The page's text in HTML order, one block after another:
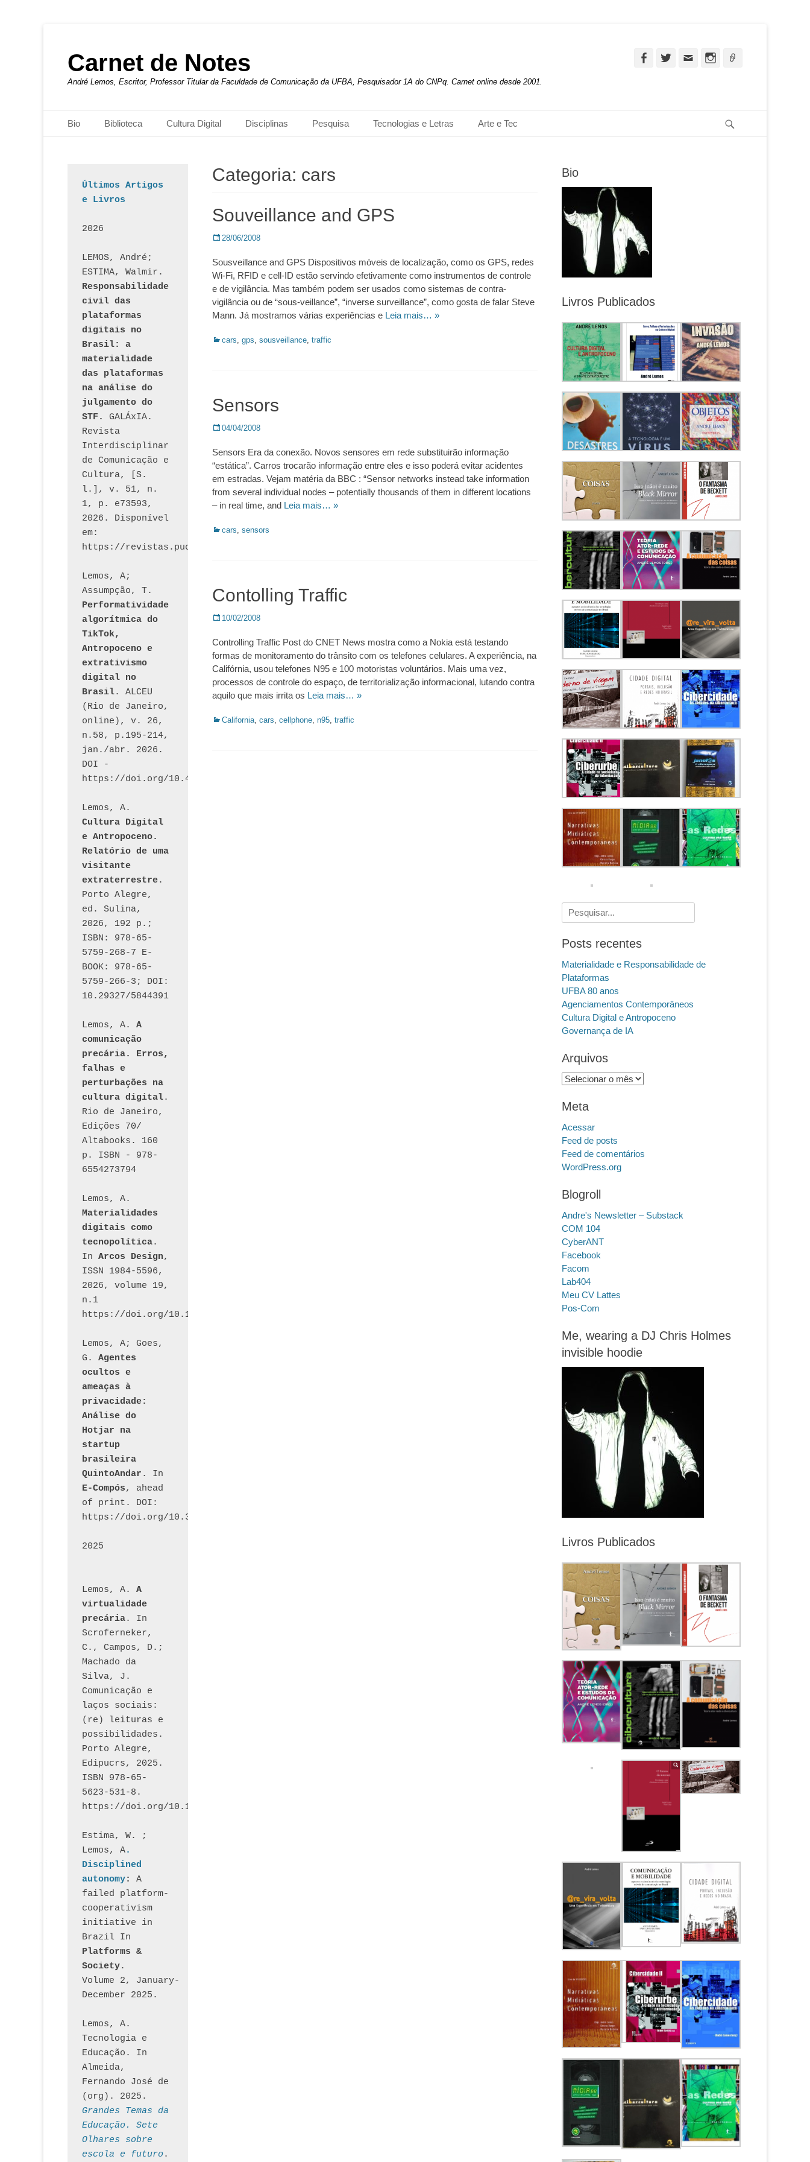
Carnet de Notes
André Lemos, Escritor, Professor Titular da Faculdade de Comunicação da UFBA, Pesquisador 1A do CNPq. Carnet online desde 2001.
FacebookTwitterEmail Instagram
Menu principal
para
Bio Biblioteca Cultura Digital Disciplinas Pesquisa Tecnologias e Letras Arte e Tec
Categoria: cars
Souveillance and GPS
Posted
28/06/2008
Sousveillance and GPS Dispositivos móveis de localização, como os GPS, redes
Wi-Fi, RFID e cell-ID estão servindo efetivamente como instrumentos de controle
e de vigilância. Mas também podem ser usados como sistemas de contra-
vigilância ou de “sous-veillance”, “inverse surveillance”, como gosta de falar Steve
Mann. Já mostramos várias experiências e Leia mais… »
Categorias:
cars, gps, sousveillance, traffic
Sensors
Posted
04/04/2008
Sensors Era da conexão. Novos sensores em rede substituirão informação
“estática”. Carros trocarão informação entre eles e isso poderá evitar acidentes
em estradas. Vejam matéria da BBC : “Sensor networks instead take information
from several individual nodes – potentially thousands of them in different locations
– in real time, and Leia mais… »
Categorias:
cars, sensors
Contolling Traffic
Posted
10/02/2008
Controlling Traffic Post do CNET News mostra como a Nokia está testando
formas de monitoramento do trânsito com os telefones celulares. A experiência, na
Califórnia, usou telefones N95 e 100 motoristas voluntários. Mais uma vez,
processos de controle do espaço, de territorialização informacional, lutando contra
aquilo que mais irrita os Leia mais… »
Categorias:
California, cars, cellphone, n95, traffic
Bio
Livros Publicados
Pesquisar
por:
Posts recentes
Materialidade e Responsabilidade de
Plataformas
UFBA 80 anos
Agenciamentos Contemporâneos
Cultura Digital e Antropoceno
Governança de IA
Arquivos
Arquivos
Meta
Acessar
Feed de posts
Feed de comentários
WordPress.org
Blogroll
Andre's Newsletter – Substack
COM 104
CyberANT
Facebook
Facom
Lab404
Meu CV Lattes
Pos-Com
Me, wearing a DJ Chris Holmes
invisible hoodie
Livros Publicados
Últimos Artigos
e Livros
2026
LEMOS, André;
Responsabilidade
civil das
plataformas
digitais no
Brasil: a
materialidade
das plataformas
na análise do
julgamento do
STF.
GALÁxIA.
Revista
Interdisciplinar
de Comunicação e
Cultura, [S.
l.], v. 51, n.
1, p. e73593,
2026. Disponível
em:
Lemos, A;
Performatividade
algorítmica do
TikTok,
Antropoceno e
extrativismo
digital no
Brasil. ALCEU
(Rio de Janeiro,
online), v. 26,
n.58, p.195-214,
jan./abr. 2026.
DOI -
https://doi.org/10.46391/ALCEU.v26.ed58.2026.528
Cultura Digital
e Antropoceno.
Relatório de uma
visitante
extraterrestre.
Porto Alegre,
ed. Sulina,
2026, 192 p.;
ISBN: 978-65-
5759-268-7 E-
BOOK: 978-65-
5759-266-3; DOI:
10.29327/5844391
Lemos, A. A
comunicação
precária. Erros,
falhas e
perturbações na
cultura digital.
Rio de Janeiro,
Edições 70/
Altabooks. 160
p. ISBN - 978-
6554273794
Materialidades
digitais como
tecnopolítica.
In Arcos Design,
ISSN 1984-5596,
2026, volume 19,
n.1
https://doi.org/10.12957/arcosdesign.2026.95390
Lemos, A; Goes,
G. Agentes
ocultos e
ameaças à
privacidade:
Análise do
Hotjar na
startup
brasileira
QuintoAndar
E-Compós, ahead
of print. DOI:
https://doi.org/10.30962/ecomps.3231
2025
Lemos, A. A
virtualidade
precária. In
Scroferneker,
C., Campos, D.;
Machado da
Silva, J.
Comunicação e
laços sociais:
(re) leituras e
possibilidades.
Porto Alegre,
Edipucrs, 2025.
ISBN 978-65-
5623-531-8.
https://doi.org/10.15448/1877.3
Estima, W. ;
Lemos, A.
Disciplined
autonomy: A
failed platform-
cooperativism
initiative in
Brazil In
Platforms &
Society.
Volume 2, January-
December 2025.
Lemos, A.
Tecnologia e
Educação. In
Almeida,
Fernando José de
Grandes Temas da
Educação. Sete
Olhares sobre
escola e futuro.